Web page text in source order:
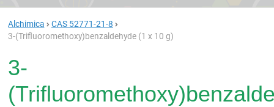
Alchimica
CAS 52771-21-8
3-(Trifluoromethoxy)benzaldehyde (1 x 10 g)
3-